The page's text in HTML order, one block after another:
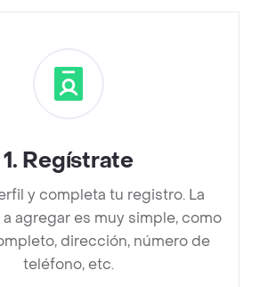
1. Regístrate
y completa tu registro. La
agregar es muy simple, como
dirección, número de
teléfono, etc.